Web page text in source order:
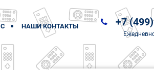
НАШИ КОНТАКТЫ +7